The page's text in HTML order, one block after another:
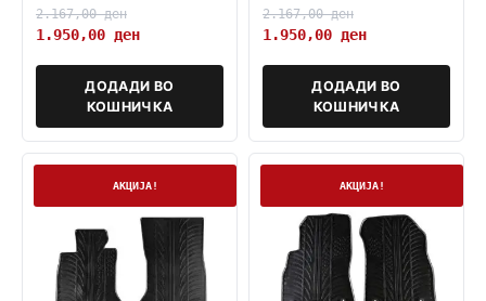
2.167,00ден
1.950,00 ден
ДОДАДИ ВО
КОШНИЧКА
2.167,00ден
1.950,00 ден
ДОДАДИ ВО
КОШНИЧКА
АКЦИЈА! АКЦИЈА!